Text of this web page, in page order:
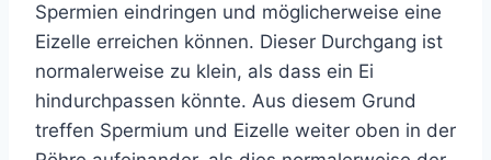
Spermien eindringen und möglicherweise eine
Eizelle erreichen können. Dieser Durchgang ist
normalerweise zu klein, als dass ein Ei
hindurchpassen könnte. Aus diesem Grund
treffen Spermium und Eizelle weiter oben in der